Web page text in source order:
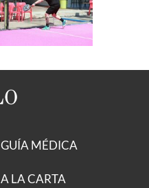
GUÍA MÉDICA
A LA CARTA